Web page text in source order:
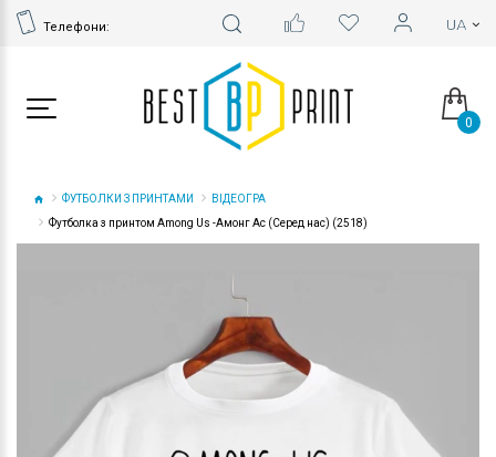
Телефони:
0
ФУТБОЛКИ З ПРИНТАМИ
ВІДЕОГРА
Футболка з принтом Among Us -Амонг Ас (Серед нас) (2518)